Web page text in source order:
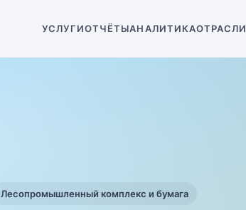
УСЛУГИОТЧЁТЫАНАЛИТИКАОТРАСЛИ
Лесопромышленный комплекс и бумага